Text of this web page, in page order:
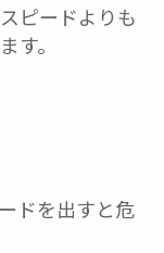
ピードよりも
す。
ドを出すと危